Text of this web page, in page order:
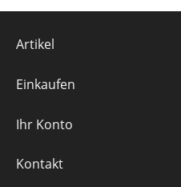
Artikel
Einkaufen
Ihr Konto
Kontakt